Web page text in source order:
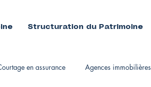
Structuration du Patrimoine
en assurance Agences immobilières